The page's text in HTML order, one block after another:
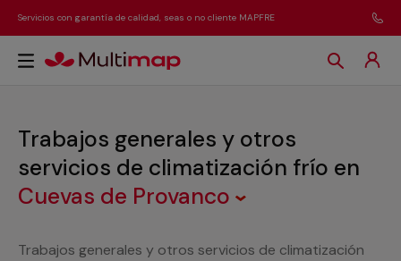
Servicios con garantía de calidad, seas o no cliente MAPFRE
Trabajos generales y otros
servicios de climatización frío en
Cuevas de Provanco
Trabajos generales y otros servicios de climatización